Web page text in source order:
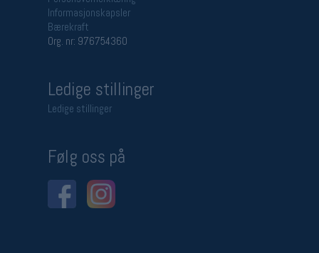
Informasjonskapsler
Bærekraft
Org. nr: 976754360
Ledige stillinger
Ledige stillinger
Følg oss på